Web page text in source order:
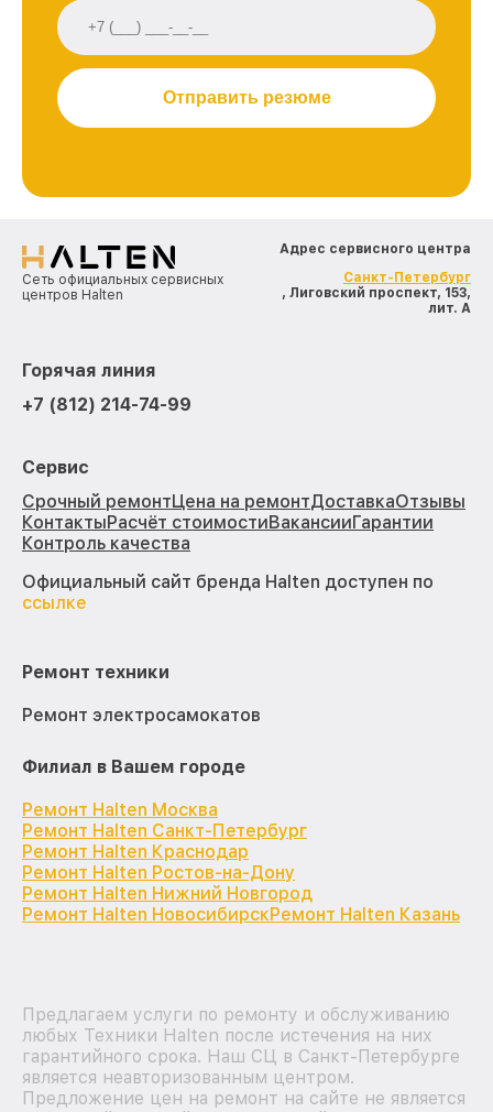
Сеть официальных сервисных
центров Halten
Адрес сервисного центра
Санкт-Петербург
, Лиговский проспект, 153,
лит. А
Горячая линия
+7 (812) 214-74-99
Сервис
Срочный ремонтЦена на ремонтДоставкаОтзывы
КонтактыРасчёт стоимостиВакансииГарантии
Контроль качества
Официальный сайт бренда Halten доступен по
ссылке
Ремонт техники
Ремонт электросамокатов
Филиал в Вашем городе
Ремонт Halten Москва
Ремонт Halten Санкт-Петербург
Ремонт Halten Краснодар
Ремонт Halten Ростов-на-Дону
Ремонт Halten Нижний Новгород
Ремонт Halten НовосибирскРемонт Halten Казань
Предлагаем услуги по ремонту и обслуживанию
любых Техники Halten после истечения на них
гарантийного срока. Наш СЦ в Санкт-Петербурге
является неавторизованным центром.
Предложение цен на ремонт на сайте не является